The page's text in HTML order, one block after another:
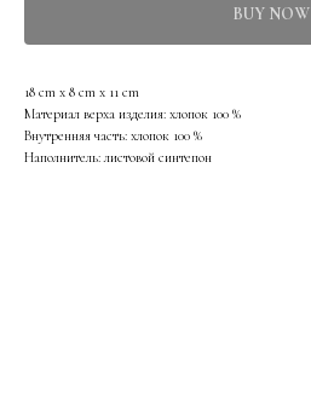
BUY NOW
18 cm х 8 cm х 11 cm
Материал верха изделия: хлопок 100 %
Внутренняя часть: хлопок 100 %
Наполнитель: листовой синтепон